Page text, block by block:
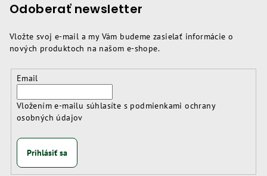
Odoberať newsletter
Vložte svoj e-mail a my Vám budeme zasielať informácie o
nových produktoch na našom e-shope.
Email
Vložením e-mailu súhlasíte s podmienkami ochrany
osobných údajov
Prihlásiť sa